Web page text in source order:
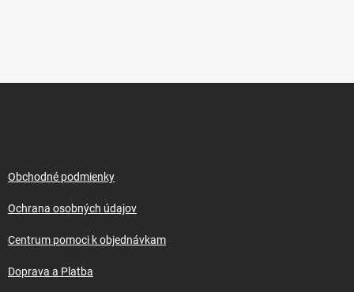
Obchodné podmienky
Ochrana osobných údajov
Centrum pomoci k objednávkam
Doprava a Platba